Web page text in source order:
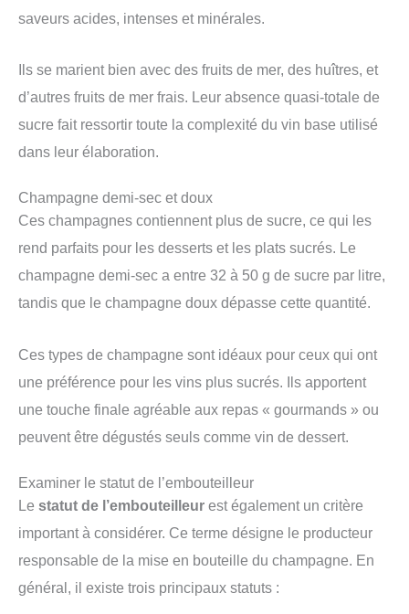
saveurs acides, intenses et minérales.
Ils se marient bien avec des fruits de mer, des huîtres, et
d’autres fruits de mer frais. Leur absence quasi-totale de
sucre fait ressortir toute la complexité du vin base utilisé
dans leur élaboration.
Champagne demi-sec et doux
Ces champagnes contiennent plus de sucre, ce qui les
rend parfaits pour les desserts et les plats sucrés. Le
champagne demi-sec a entre 32 à 50 g de sucre par litre,
tandis que le champagne doux dépasse cette quantité.
Ces types de champagne sont idéaux pour ceux qui ont
une préférence pour les vins plus sucrés. Ils apportent
une touche finale agréable aux repas « gourmands » ou
peuvent être dégustés seuls comme vin de dessert.
Examiner le statut de l’embouteilleur
Le statut de l’embouteilleur est également un critère
important à considérer. Ce terme désigne le producteur
responsable de la mise en bouteille du champagne. En
général, il existe trois principaux statuts :